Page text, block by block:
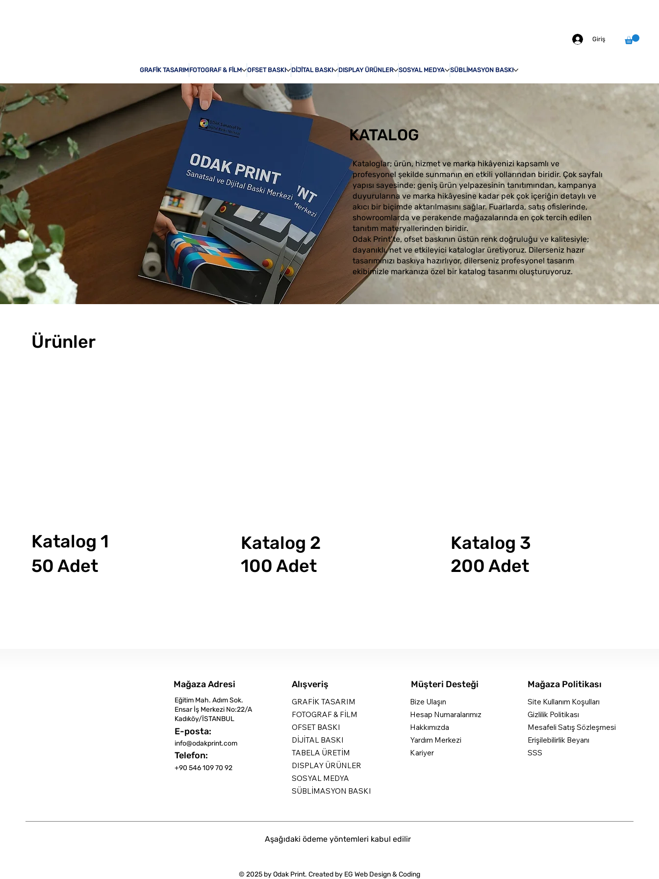
Giriş
GRAFİK TASARIMFOTOGRAF & FİLM OFSET BASKI DİJİTAL BASKI DISPLAY ÜRÜNLER SOSYAL MEDYA SÜBLİMASYON BASKI
KATALOG
Kataloglar; ürün, hizmet ve marka hikâyenizi kapsamlı ve
profesyonel şekilde sunmanın en etkili yollarından biridir. Çok sayfalı
yapısı sayesinde; geniş ürün yelpazesinin tanıtımından, kampanya
duyurularına ve marka hikâyesine kadar pek çok içeriğin detaylı ve
akıcı bir biçimde aktarılmasını sağlar. Fuarlarda, satış ofislerinde,
showroomlarda ve perakende mağazalarında en çok tercih edilen
tanıtım materyallerinden biridir.
Odak Print’te, ofset baskının üstün renk doğruluğu ve kalitesiyle;
dayanıklı, net ve etkileyici kataloglar üretiyoruz. Dilerseniz hazır
tasarımınızı baskıya hazırlıyor, dilerseniz profesyonel tasarım
ekibimizle markanıza özel bir katalog tasarımı oluşturuyoruz.
Ürünler
Katalog 1
50 Adet
Katalog 2
100 Adet
Katalog 3
200 Adet
Mağaza Politikası
Site Kullanım Koşulları
Gizlilik Politikası
Mesafeli Satış Sözleşmesi
Erişilebilirlik Beyanı
SSS
Bize Ulaşın
Hesap Numaralarımız
Hakkımızda
Yardım Merkezi
Kariyer
Müşteri Desteği
Alışveriş
GRAFİK TASARIM
FOTOGRAF & FİLM
OFSET BASKI
DİJİTAL BASKI
TABELA ÜRETİM
DISPLAY ÜRÜNLER
SOSYAL MEDYA
SÜBLİMASYON BASKI
Mağaza Adresi
Eğitim Mah. Adım Sok.
Ensar İş Merkezi No:22/A
Kadıköy/İSTANBUL
E-posta:
info@odakprint.com
Telefon:
+90 546 109 70 92
© 2025 by Odak Print. Created by EG Web Design & Coding
Aşağıdaki ödeme yöntemleri kabul edilir